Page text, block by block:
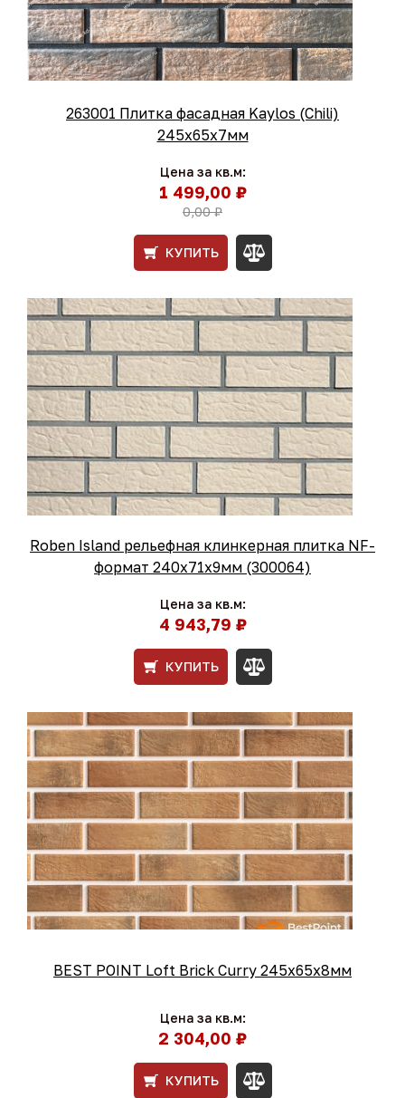
263001 Плитка фасадная Kaylos (Chili)
245x65x7мм
Цена за кв.м:
1 499,00 ₽
0,00 ₽
КУПИТЬ
Roben Island рельефная клинкерная плитка NF-
формат 240x71x9мм (300064)
Цена за кв.м:
4 943,79 ₽
КУПИТЬ
BEST POINT Loft Brick Curry 245x65x8мм
Цена за кв.м:
2 304,00 ₽
КУПИТЬ